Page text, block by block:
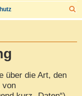
u
über die Art, den
von